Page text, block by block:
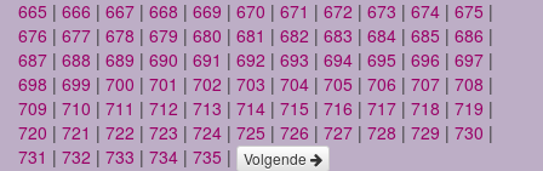
665 | 666 | 667 | 668 | 669 | 670 | 671 | 672 | 673 | 674 | 675 |
676 | 677 | 678 | 679 | 680 | 681 | 682 | 683 | 684 | 685 | 686 |
687 | 688 | 689 | 690 | 691 | 692 | 693 | 694 | 695 | 696 | 697 |
698 | 699 | 700 | 701 | 702 | 703 | 704 | 705 | 706 | 707 | 708 |
709 | 710 | 711 | 712 | 713 | 714 | 715 | 716 | 717 | 718 | 719 |
720 | 721 | 722 | 723 | 724 | 725 | 726 | 727 | 728 | 729 | 730 |
731 | 732 | 733 | 734 | 735 | Volgende